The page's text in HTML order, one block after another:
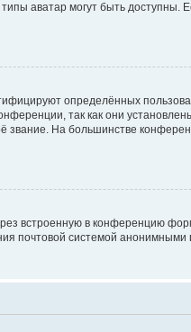
аватар могут быть доступны.
определённых
так как они
звание. На большинстве
встроенную в конференцию
почтовой системой анонимными